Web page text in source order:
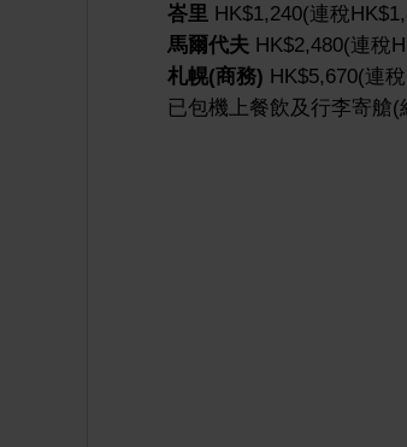
峇里 HK$1,240(連稅
馬爾代夫 HK$2,480(連稅
札幌(商務) HK$5,670(連
已包機上餐飲及行李寄艙